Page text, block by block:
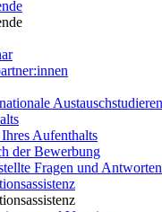
Aufenthalts
der Bewerbung
Fragen und Antworten